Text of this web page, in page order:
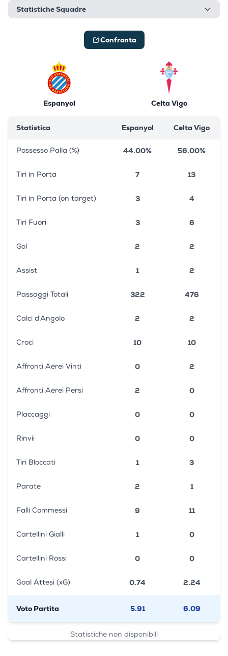
Statistiche Squadre
Confronta
Espanyol Celta Vigo
Statistica Espanyol Celta Vigo
Possesso Palla (%) 44.00% 56.00%
Tiri in Porta 7 13
Tiri in Porta (on target) 3 4
Tiri Fuori 3 6
Gol 2 2
Assist 1 2
Passaggi Totali 322 476
Calci d'Angolo 2 2
Croci 10 10
Affronti Aerei Vinti 0 2
Affronti Aerei Persi 2 0
Placcaggi 0 0
Rinvii 0 0
Tiri Bloccati 1 3
Parate 2 1
Falli Commessi 9 11
Cartellini Gialli 1 0
Cartellini Rossi 0 0
Goal Attesi (xG) 0.74 2.24
Voto Partita 5.91 6.09
Statistiche non disponibili